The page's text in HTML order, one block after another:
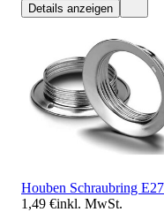
Details anzeigen
Houben Schraubring
1,49 €inkl. MwSt.